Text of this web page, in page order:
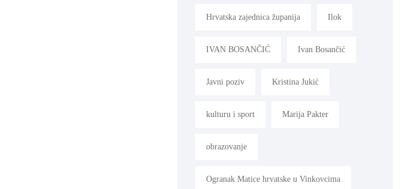
Hrvatska zajednica županija Ilok
IVAN BOSANČIĆ Ivan Bosančić
Javni poziv Kristina Jukić
kulturu i sport Marija Pakter
obrazovanje
Ogranak Matice hrvatske u Vinkovcima